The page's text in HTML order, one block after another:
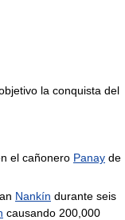
la conquista del
el cañonero Panay de
Nankín durante seis
causando 200,000